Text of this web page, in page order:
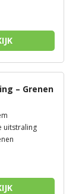
– Grenen
uitstraling